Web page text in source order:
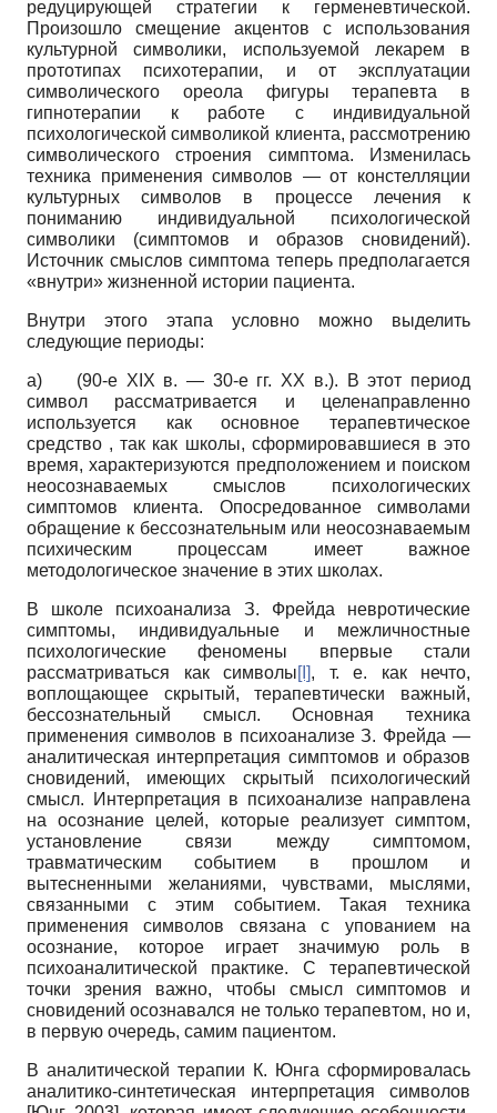
редуциру­ющей стратегии к герменевтической.
Произошло смещение акцентов с использования
культурной символики, используемой лекарем в
прототипах психотерапии, и от эксплуатации
символического ореола фигуры терапевта в
гипнотерапии к работе с индивидуальной
психологической символикой клиента, рассмотрению
символического строения симптома. Изменилась
техника применения символов — от констелляции
культурных символов в процессе лечения к
пониманию индивидуальной психологической
символики (симптомов и образов сновидений).
Источник смыслов симптома теперь предполагается
«внутри» жизненной истории пациента.
Внутри этого этапа условно можно выделить
следующие периоды:
а) (90-е XIX в. — 30-е гг. XX в.). В этот период
символ рассматривается и целенаправленно
используется как основное терапевтическое
средство , так как школы, сформировавшиеся в это
время, характеризуются предположением и поиском
неосознаваемых смыслов психологических
симптомов клиента. Опосредованное символами
обращение к бессознательным или неосознаваемым
психическим процессам имеет важное
методологическое значение в этих школах.
В школе психоанализа З. Фрейда невротические
симптомы, индивидуальные и межличностные
психологические феномены впервые стали
рассматриваться как символы[I], т. е. как нечто,
воплощающее скрытый, терапевтически важный,
бессознательный смысл. Основная техника
применения символов в психоанализе З. Фрейда —
аналитическая интерпретация симптомов и образов
сновидений, имеющих скрытый психологический
смысл. Интерпретация в психоанализе направлена
на осознание целей, которые реализует симптом,
установление связи между симптомом,
травматическим событием в прошлом и
вытесненными желаниями, чувствами, мыслями,
связанными с этим событием. Такая техника
применения символов связана с упованием на
осознание, которое играет значимую роль в
психоаналитической практике. С терапевтической
точки зрения важно, чтобы смысл симптомов и
сновидений осознавался не только терапевтом, но и,
в первую очередь, самим пациентом.
В аналитической терапии К. Юнга сформировалась
аналитико-синтетическая интерпретация символов